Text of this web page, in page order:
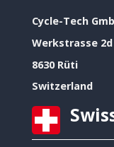
Cycle-Tech
Werkstrasse 2d
8630 Rüti
Switzerland